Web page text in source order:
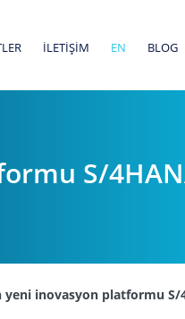
İLETİŞİM EN BLOG
S/
yeni inovasyon platformu S/